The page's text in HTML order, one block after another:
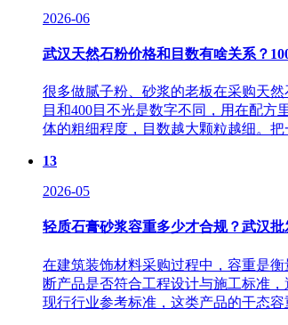
2026-06
武汉天然石粉价格和目数有啥关系？
很多做腻子粉、砂浆的老板在采购天
目和400目不光是数字不同，用在配
体的粗细程度，目数越大颗粒越细。把
13
2026-05
轻质石膏砂浆容重多少才合规？武汉
在建筑装饰材料采购过程中，容重是
断产品是否符合工程设计与施工标准
现行行业参考标准，这类产品的干态容